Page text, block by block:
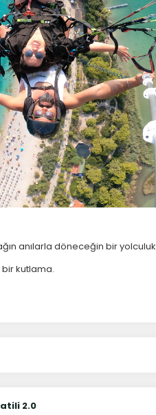
İstatistik Çerezleri
siteyi nasıl
popüler olduğunu ve
yaşadığını anlamamıza yardımcı olur.
Çerezleri
Size ve ilgi alanlarınıza uygun
reklamları görmeye
alakalı olabilirler.
anılarla döneceğin bir
kutlama.
2.0